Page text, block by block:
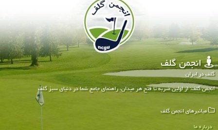
انجمن گلف
گلف در ایران
انجمن گلف: از اولین ضربه تا فتح هر میدان، راهنمای جامع شما در دنیای سبز گلف
میانبرهای انجمن گلف
درباره ما